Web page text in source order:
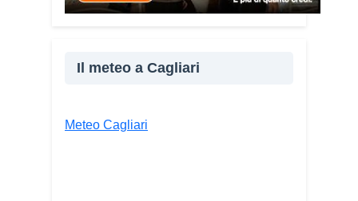
Il meteo a Cagliari
Meteo Cagliari